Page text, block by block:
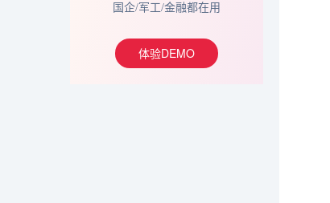
国企/军工/金融都在用
体验DEMO